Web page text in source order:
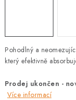
FAQ
Pohodlný a
který efektivně
Prodej ukončen -
Více informací